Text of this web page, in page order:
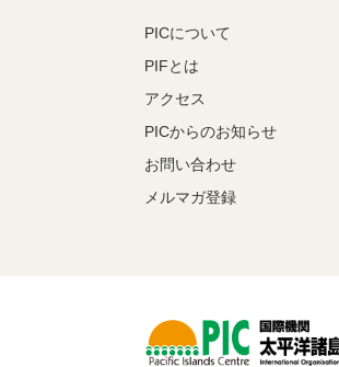
PICについて
PIFとは
アクセス
PICからのお知らせ
お問い合わせ
メルマガ登録